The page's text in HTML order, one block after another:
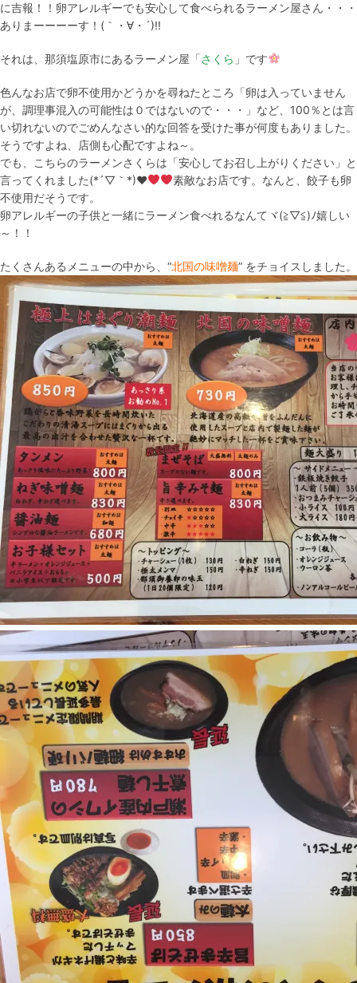
に吉報！！卵アレルギーでも安心して食べられるラーメン屋さん・・・
ありまーーーーす！(｀・∀・´)!!
それは、那須塩原市にあるラーメン屋「さくら 」です
色んなお店で卵不使用かどうかを尋ねたところ「卵は入っていません
が、調理事混入の可能性は０ではないので・・・」など、100％とは言
い切れないのでごめんなさい的な回答を受けた事が何度もありました。
そうですよね、店側も心配ですよね～。
でも、こちらのラーメンさくらは「安心してお召し上がりください」と
言ってくれました(*´▽｀*)♥
素敵なお店です。なんと、餃子も卵
不使用だそうです。
卵アレルギーの子供と一緒にラーメン食べれるなんてヾ(≧▽≦)ﾉ嬉しい
～！！
たくさんあるメニューの中から、“北国の味噌麺” をチョイスしました。